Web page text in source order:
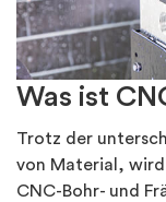
Was ist
Trotz der
von Material,
CNC-Bohr- und